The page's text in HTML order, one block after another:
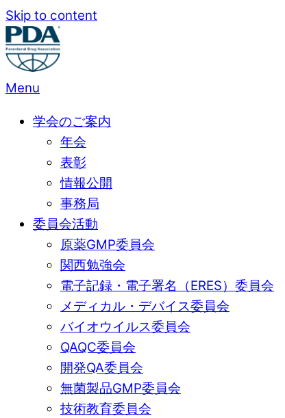
Skip to content
Menu
学会のご案内
年会
表彰
情報公開
事務局
委員会活動
原薬GMP委員会
関西勉強会
電子記録・電子署名（ERES）委員会
メディカル・デバイス委員会
バイオウイルス委員会
QAQC委員会
開発QA委員会
無菌製品GMP委員会
技術教育委員会